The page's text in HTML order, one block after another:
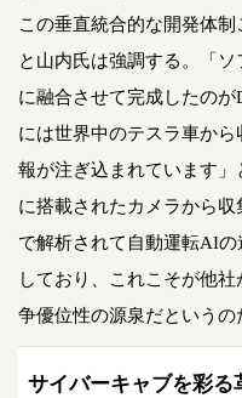
この垂直統合的な開発体
と山内氏は強調する。「
に融合させて完成したの
には世界中のテスラ車か
報が注ぎ込まれています
に搭載されたカメラから
で解析されて自動運転AI
しており、これこそが他
争優位性の源泉だというの
サイバーキャブを彩